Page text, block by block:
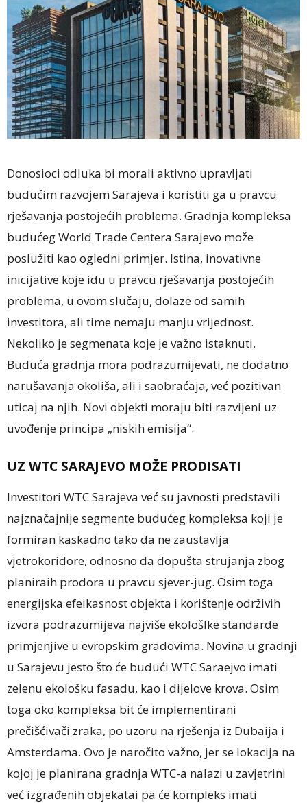
Donosioci odluka bi morali aktivno upravljati
budućim razvojem Sarajeva i koristiti ga u pravcu
rješavanja postojećih problema. Gradnja kompleksa
budućeg World Trade Centera Sarajevo može
poslužiti kao ogledni primjer. Istina, inovativne
inicijative koje idu u pravcu rješavanja postojećih
problema, u ovom slučaju, dolaze od samih
investitora, ali time nemaju manju vrijednost.
Nekoliko je segmenata koje je važno istaknuti.
Buduća gradnja mora podrazumijevati, ne dodatno
narušavanja okoliša, ali i saobraćaja, već pozitivan
uticaj na njih. Novi objekti moraju biti razvijeni uz
uvođenje principa „niskih emisija“.
UZ WTC SARAJEVO MOŽE PRODISATI
Investitori WTC Sarajeva već su javnosti predstavili
najznačajnije segmente budućeg kompleksa koji je
formiran kaskadno tako da ne zaustavlja
vjetrokoridore, odnosno da dopušta strujanja zbog
planiraih prodora u pravcu sjever-jug. Osim toga
energijska efeikasnost objekta i korištenje održivih
izvora podrazumijeva najviše ekološlke standarde
primjenjive u evropskim gradovima. Novina u gradnji
u Sarajevu jesto što će budući WTC Saraejvo imati
zelenu ekološku fasadu, kao i dijelove krova. Osim
toga oko kompleksa bit će implementirani
prečišćivači zraka, po uzoru na rješenja iz Dubaija i
Amsterdama. Ovo je naročito važno, jer se lokacija na
kojoj je planirana gradnja WTC-a nalazi u zavjetrini
već izgrađenih objekatai pa će kompleks imati